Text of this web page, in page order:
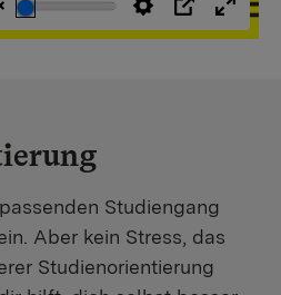
Einstellungen
PIP
Studiengang
Aber kein Stress, das
Studienorientierung